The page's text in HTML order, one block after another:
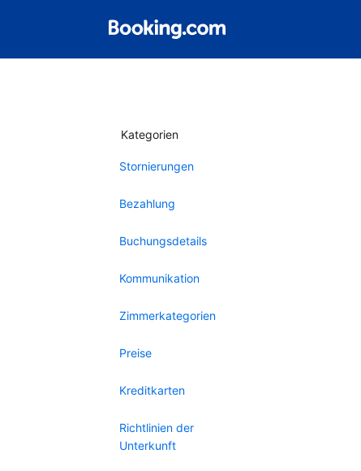
Kategorien
Stornierungen
Bezahlung
Buchungsdetails
Kommunikation
Zimmerkategorien
Preise
Kreditkarten
Richtlinien der
Unterkunft